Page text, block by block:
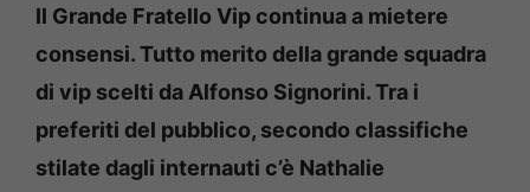
Il Grande Fratello Vip continua a mietere
consensi. Tutto merito della grande squadra
di vip scelti da Alfonso Signorini. Tra i
preferiti del pubblico, secondo classifiche
stilate dagli internauti c’è Nathalie